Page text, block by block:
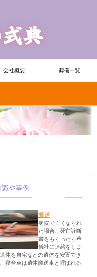
会社概要 葬儀一覧
や事例
搬送
病院で亡くなられ
た場合、死亡診断
書をもらったら葬
儀社に連絡をしま
体を自宅などの遺体を安置でき
寝台車は遺体搬送車と呼ばれる